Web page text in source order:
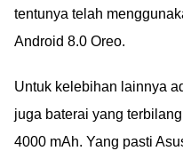
tentunya telah
Android 8.0 Oreo.
Untuk kelebihan lainnya
juga baterai yang
4000 mAh. Yang pasti